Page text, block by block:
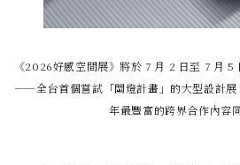
《2026好感空間展》將於 7 月 2 日至 7 月 5
——全台首個嘗試「關燈計畫」的大型設計展
年最豐富的跨界合作內容